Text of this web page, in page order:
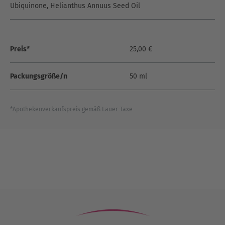
Ubiquinone, Helianthus Annuus Seed Oil
Preis* 25,00 €
Packungsgröße/n 50 ml
*Apothekenverkaufspreis gemäß Lauer-Taxe